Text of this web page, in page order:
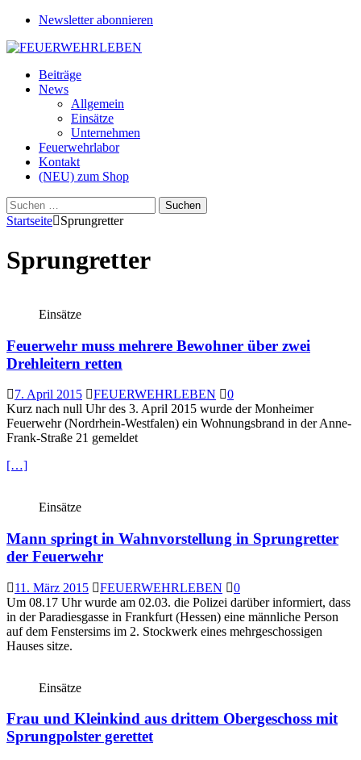
Newsletter abonnieren
Beiträge
News
Allgemein
Einsätze
Unternehmen
Feuerwehrlabor
Kontakt
(NEU) zum Shop
Suchen
nach:
Startseite Sprungretter
Sprungretter
Einsätze
Feuerwehr muss mehrere Bewohner über zwei
Drehleitern retten
7. April 2015 FEUERWEHRLEBEN
0
Kurz nach null Uhr des 3. April 2015 wurde der Monheimer
Feuerwehr (Nordrhein-Westfalen) ein Wohnungsbrand in der Anne-
Frank-Straße 21 gemeldet
[…]
Einsätze
Mann springt in Wahnvorstellung in Sprungretter
der Feuerwehr
11. März 2015 FEUERWEHRLEBEN
0
Um 08.17 Uhr wurde am 02.03. die Polizei darüber informiert, dass
in der Paradiesgasse in Frankfurt (Hessen) eine männliche Person
auf dem Fenstersims im 2. Stockwerk eines mehrgeschossigen
Hauses sitze.
Einsätze
Frau und Kleinkind aus drittem Obergeschoss mit
Sprungpolster gerettet